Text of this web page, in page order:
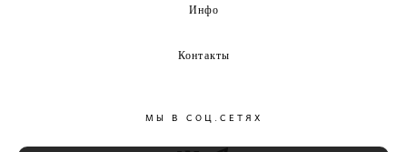
Инфо
Контакты
МЫ В СОЦ.СЕТЯХ